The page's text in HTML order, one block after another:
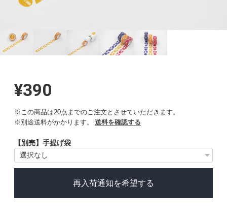
¥390
※この商品は20点までのご注文とさせていただきます。
※別途送料がかかります。
送料を確認する
【別売】手提げ袋
再入荷通知を希望する